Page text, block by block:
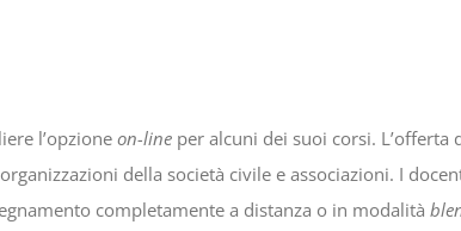
l’opzione on-lineper alcuni dei suoi corsi. L’offerta
della società civile e associazioni. I
completamente a distanza o in modalità